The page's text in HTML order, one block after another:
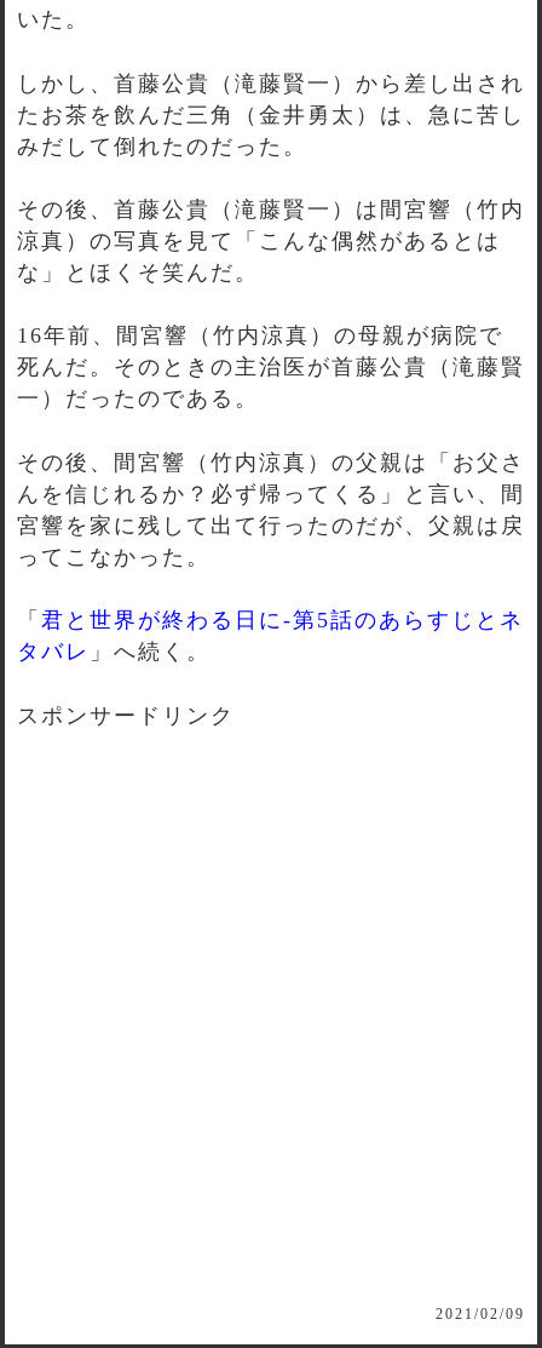
いた。
しかし、首藤公貴（滝藤賢一）から差し出され
たお茶を飲んだ三角（金井勇太）は、急に苦し
みだして倒れたのだった。
その後、首藤公貴（滝藤賢一）は間宮響（竹内
涼真）の写真を見て「こんな偶然があるとは
な」とほくそ笑んだ。
16年前、間宮響（竹内涼真）の母親が病院で
死んだ。そのときの主治医が首藤公貴（滝藤賢
一）だったのである。
その後、間宮響（竹内涼真）の父親は「お父さ
んを信じれるか？必ず帰ってくる」と言い、間
宮響を家に残して出て行ったのだが、父親は戻
ってこなかった。
「 君と世界が終わる日に-第5話のあらすじとネ
タバレ 」へ続く。
スポンサードリンク
2021/02/09